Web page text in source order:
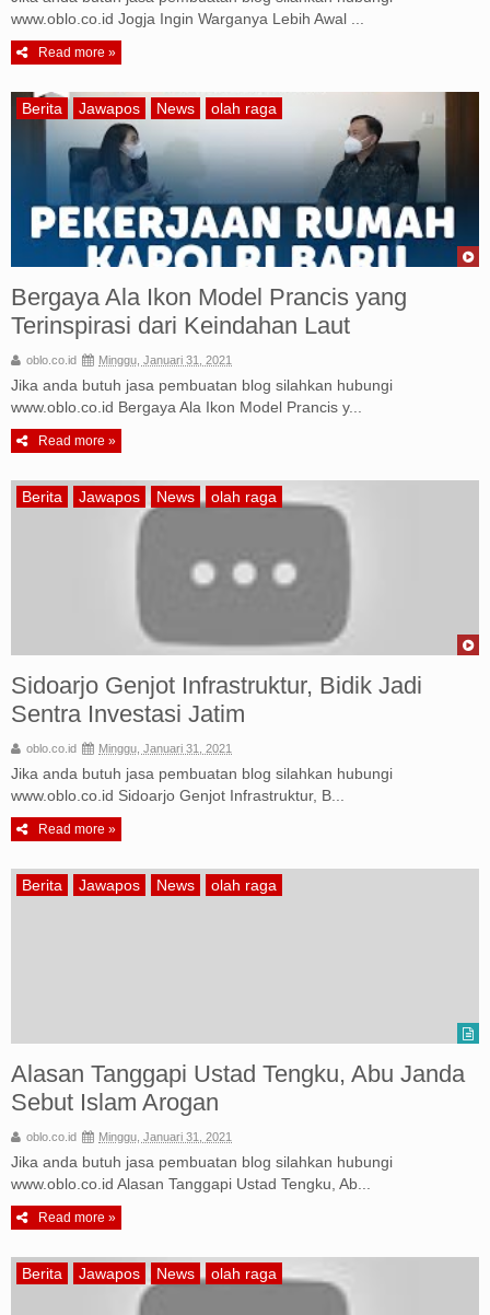
www.oblo.co.id Jogja Ingin Warganya Lebih Awal ...
Read more »
Bergaya Ala Ikon Model Prancis yang
Terinspirasi dari Keindahan Laut
oblo.co.id Minggu, Januari 31, 2021
Jika anda butuh jasa pembuatan blog silahkan hubungi
www.oblo.co.id Bergaya Ala Ikon Model Prancis y...
Read more »
Berita Jawapos News olah raga
Sidoarjo Genjot Infrastruktur, Bidik Jadi
Sentra Investasi Jatim
oblo.co.id Minggu, Januari 31, 2021
Jika anda butuh jasa pembuatan blog silahkan hubungi
www.oblo.co.id Sidoarjo Genjot Infrastruktur, B...
Read more »
Berita Jawapos News olah raga
Alasan Tanggapi Ustad Tengku, Abu Janda
Sebut Islam Arogan
oblo.co.id Minggu, Januari 31, 2021
Jika anda butuh jasa pembuatan blog silahkan hubungi
www.oblo.co.id Alasan Tanggapi Ustad Tengku, Ab...
Read more »
Berita Jawapos News olah raga
Berita Jawapos News olah raga
Iklan